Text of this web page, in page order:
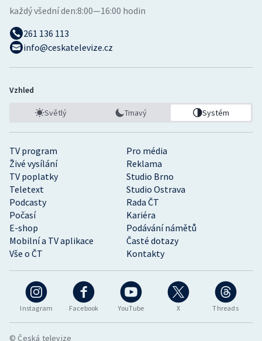
Instagram Facebook YouTube X Threads
TV program
Pro média
Živé vysílání
Reklama
TV poplatky
Studio Brno
Teletext
Studio Ostrava
Podcasty
Rada ČT
Počasí
Kariéra
E-shop
Podávání námětů
Mobilní a TV aplikace
Časté dotazy
Vše o ČT
Kontakty
každý všední den:8:00—16:00 hodin
261 136 113
info@ceskatelevize.cz
Vzhled
Světlý Tmavý Systém
© Česká televize